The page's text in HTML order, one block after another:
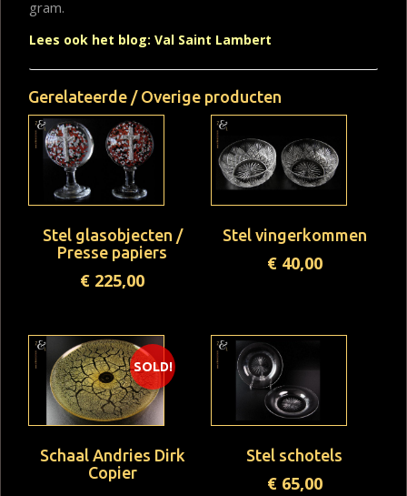
gram.
Lees ook het blog: Val Saint Lambert
Gerelateerde / Overige producten
Stel glasobjecten /
Presse papiers
€ 225,00
Stel vingerkommen
€40,00
SOLD!
Schaal Andries Dirk
Copier
Stel schotels
€65,00